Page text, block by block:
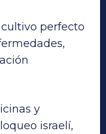
perfecto
y
israelí,